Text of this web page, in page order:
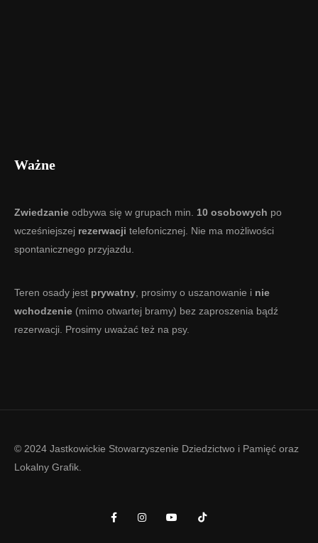
Ważne
Zwiedzanie odbywa się w grupach min. 10 osobowych po
wcześniejszej rezerwacji telefonicznej. Nie ma możliwości
spontanicznego przyjazdu.
Teren osady jest prywatny, prosimy o uszanowanie i nie
wchodzenie (mimo otwartej bramy) bez zaproszenia bądź
rezerwacji. Prosimy uważać też na psy.
© 2024 Jastkowickie Stowarzyszenie Dziedzictwo i Pamięć oraz
Lokalny Grafik.